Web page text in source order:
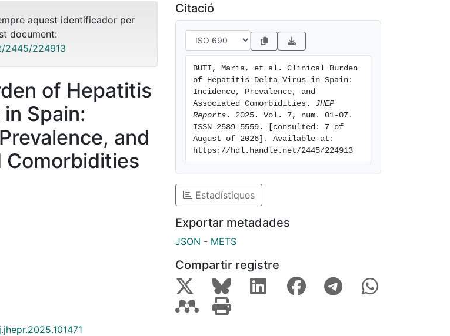
aquest identificador per
document:
2445/224913
of Hepatitis
Spain:
and
Comorbidities
Citació
BUTI, Maria, et al. Clinical Burden
of Hepatitis Delta Virus in Spain:
Incidence, Prevalence, and
Associated Comorbidities. JHEP
Reports . 2025. Vol. 7, num. 01-07.
ISSN 2589-5559. [consulted: 7 of
August of 2026]. Available at:
https://hdl.handle.net/2445/224913
Estadístiques
Exportar metadades
JSON - METS
Compartir registre